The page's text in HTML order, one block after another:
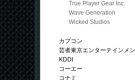
True Player Gear Inc.
Wave Generation
Wicked Studios
カプコン
芸者東京エンターテインメ
KDDI
コーエー
コナミ